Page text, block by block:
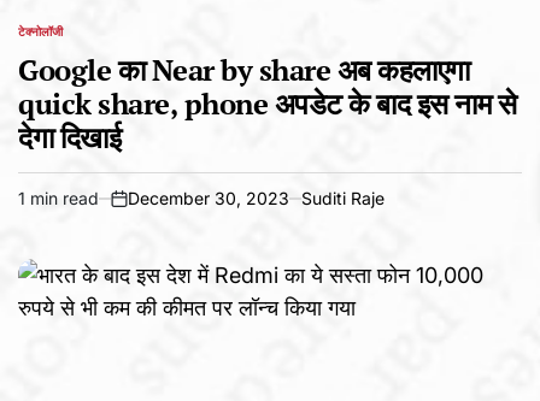
POSTED
टेक्नोलॉजी
Google का Near by share अब कहलाएगा
quick share, phone अपडेट के बाद इस नाम से
देगा दिखाई
Estimated
time
1 min read
on
December 30, 2023 Suditi Raje